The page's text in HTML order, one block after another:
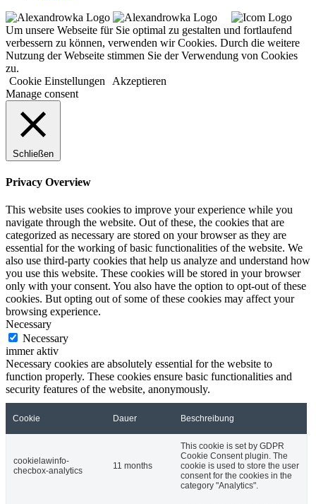
Um unsere Webseite für Sie optimal zu gestalten und fortlaufend
verbessern zu können, verwenden wir Cookies. Durch die weitere
Nutzung der Webseite stimmen Sie der Verwendung von Cookies
zu.
Cookie Einstellungen
Akzeptieren
Manage consent
Schließen
Privacy Overview
This website uses cookies to improve your experience while you
navigate through the website. Out of these, the cookies that are
categorized as necessary are stored on your browser as they are
essential for the working of basic functionalities of the website. We
also use third-party cookies that help us analyze and understand how
you use this website. These cookies will be stored in your browser
only with your consent. You also have the option to opt-out of these
cookies. But opting out of some of these cookies may affect your
browsing experience.
Necessary
Necessary
immer aktiv
Necessary cookies are absolutely essential for the website to
function properly. These cookies ensure basic functionalities and
security features of the website, anonymously.
Cookie Dauer Beschreibung
cookielawinfo-
checbox-analytics
11 months
This cookie is set by GDPR
Cookie Consent plugin. The
cookie is used to store the user
consent for the cookies in the
category "Analytics".